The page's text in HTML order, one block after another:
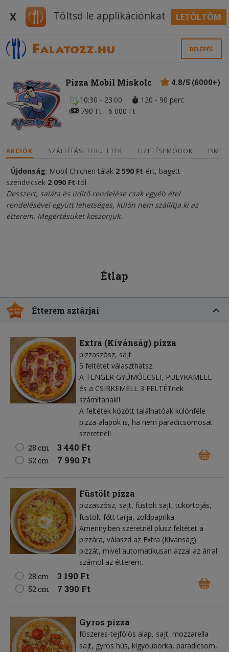
X Töltsd le applikációnkat LETÖLTÖM
BELÉPÉS
Pizza Mobil Miskolc
4.8/5 (6000+)
10:30 - 23:00
120 - 90 perc
790 Ft - 6 000 Ft
AKCIÓK SZÁLLÍTÁSI TERÜLETEK FIZETÉSI MÓDOK
- Újdonság: Mobil Chichen tálak 2 590 Ft-ért, bagett
szendvicsek 2 090 Ft-tól
Desszert, saláta és üdítő rendelése csak egyéb étel
rendelésével együtt lehetséges, külön nem szállítja ki az
étterem. Megértésüket köszönjük.
Étlap
Étterem sztárjai
Extra (Kívánság) pizza
pizzaszósz sajt
5 feltétet választhatsz.
A TENGER GYÜMÖLCSEI, PULYKAMELL
és a CSIRKEMELL 3 FELTÉTnek
számítanak!!
A feltétek között találhatóak különféle
pizza-alapok is, ha nem paradicsomosat
szeretnél!
28 cm
3 440 Ft
52 cm 7 990 Ft
Füstölt pizza
pizzaszósz sajt füstölt sajt tükörtojás
füstölt-főtt tarja zöldpaprika
Amennyiben szeretnél plusz feltétet a
pizzára, válaszd az Extra (Kívánság)
pizzát, mivel automatikusan azzal az árral
számol az étterem.
28 cm
3 190 Ft
52 cm 7 390 Ft
Gyros pizza
fűszeres-tejfölös alap sajt mozzarella
sajt gyros hús kígyóuborka paradicsom